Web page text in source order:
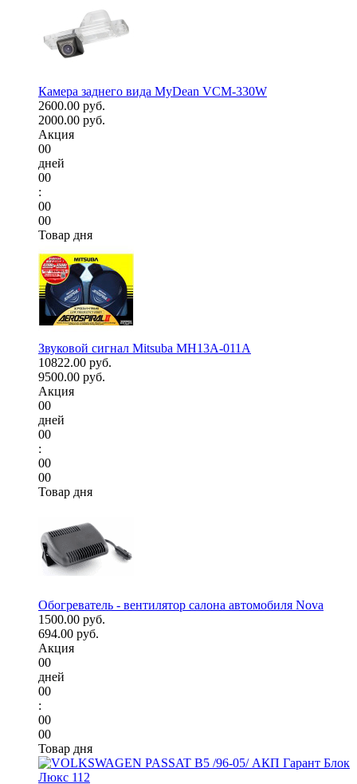
Камера заднего вида MyDean VCM-330W
2600.00 руб.
2000.00 руб.
Акция
00
дней
00
:
00
00
Товар дня
Звуковой сигнал Mitsuba MH13A-011A
10822.00 руб.
9500.00 руб.
Акция
00
дней
00
:
00
00
Товар дня
Обогреватель - вентилятор салона автомобиля Nova
1500.00 руб.
694.00 руб.
Акция
00
дней
00
:
00
00
Товар дня